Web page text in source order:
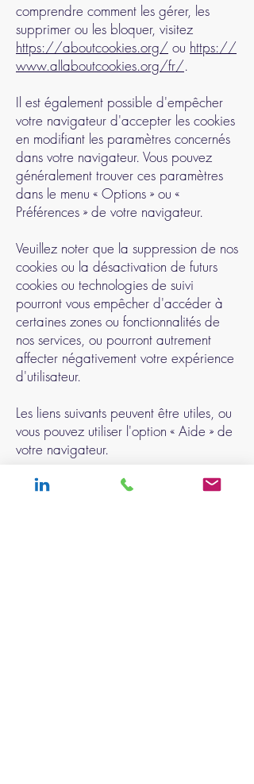
comprendre comment les gérer, les
supprimer ou les bloquer, visitez
https://aboutcookies.org/ ou https://
www.allaboutcookies.org/fr/.
Il est également possible d'empêcher
votre navigateur d'accepter les cookies
en modifiant les paramètres concernés
dans votre navigateur. Vous pouvez
généralement trouver ces paramètres
dans le menu « Options » ou «
Préférences » de votre navigateur.
Veuillez noter que la suppression de nos
cookies ou la désactivation de futurs
cookies ou technologies de suivi
pourront vous empêcher d'accéder à
certaines zones ou fonctionnalités de
nos services, ou pourront autrement
affecter négativement votre expérience
d'utilisateur.
Les liens suivants peuvent être utiles, ou
vous pouvez utiliser l'option « Aide » de
votre navigateur.